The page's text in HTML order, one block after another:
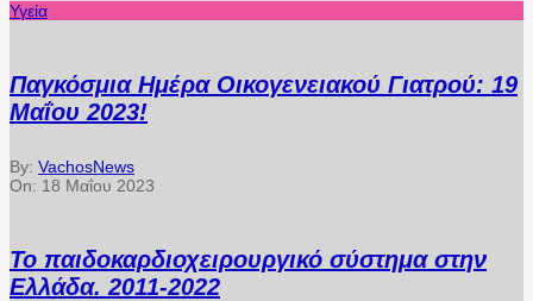
Υγεία
Παγκόσμια Ημέρα Οικογενειακού Γιατρού: 19
Μαΐου 2023!
By: VachosNews
On: 18 Μαΐου 2023
Το παιδοκαρδιοχειρουργικό σύστημα στην
Ελλάδα. 2011-2022